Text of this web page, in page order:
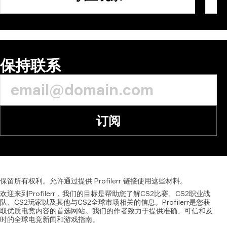
保持联系
订阅
保留所有权利。允许通过提供 Profilerr 链接使用这些材料。
欢迎来到Profilerr，我们的目标是帮助您了解CS2比赛、CS2职业战
队、CS2玩家以及其他与CS2全球市场相关的信息。Profilerr是您获
取优质电竞内容的首选网站。我们的作者致力于提供准确、可信和及
时的全球电竞新闻和游戏指南。